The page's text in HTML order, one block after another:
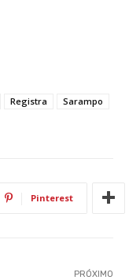
Registra
Sarampo
Pinterest
PRÓXIMO